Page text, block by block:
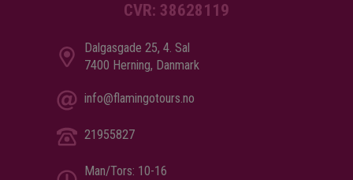
CVR: 38628119
Dalgasgade 25, 4. Sal
7400 Herning, Danmark
info@flamingotours.no
21955827
Man/Tors: 10-16